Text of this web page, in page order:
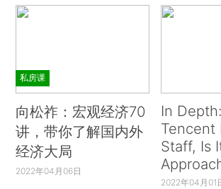
私房课
向松祚：宏观经济70
讲，带你了解国内外
经济大局
2022年04月06日
In
Tencent
Staff, Is
2022年04月01